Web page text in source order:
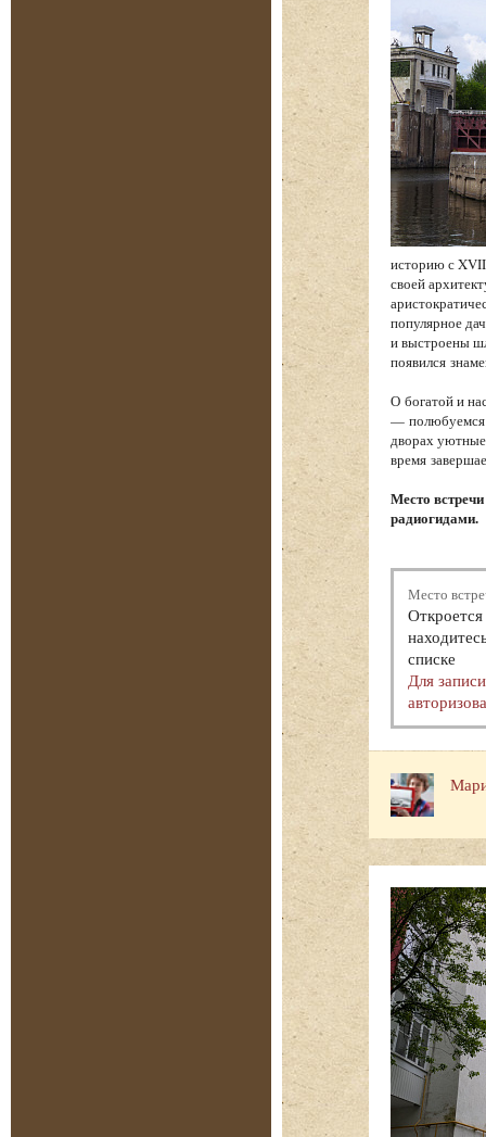
историю с
своей
популярное
и выстроены
появился
О богатой и
— полюбуемся
дворах
время
Место
радиогидами.
Место
списке
Для